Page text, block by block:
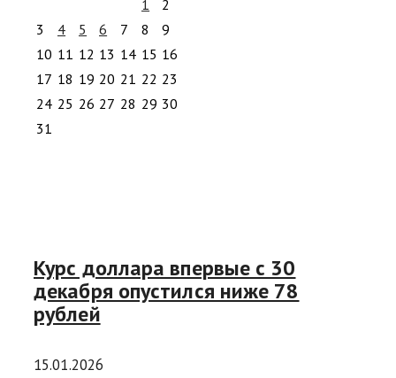
1
2
3
4 5 6 7 8
9
10 11 12 13 14 15 16
17 18 19 20 21 22 23
24 25 26 27 28 29 30
31
Курс доллара впервые с 30
декабря опустился ниже 78
рублей
15.01.2026